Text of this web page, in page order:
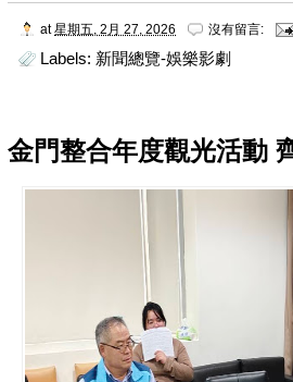
at星期五, 2月 27, 2026 沒有留言:
Labels: 新聞總覽-娛樂影劇
金門整合年度觀光活動